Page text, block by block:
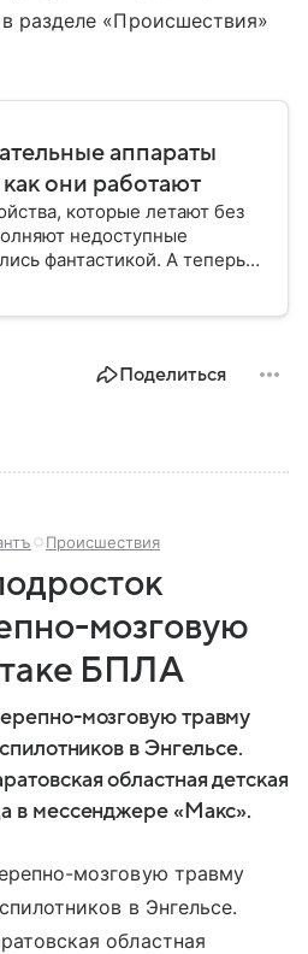
разделе «Происшествия»
аппараты
они работают
которые летают без
недоступные
фантастикой. А теперь
собрали главное о
Поделиться
Происшествия
мозговую
БПЛА
мозговую травму
в Энгельсе.
областная детская
в мессенджере «Макс».
мозговую травму
в Энгельсе.
областная